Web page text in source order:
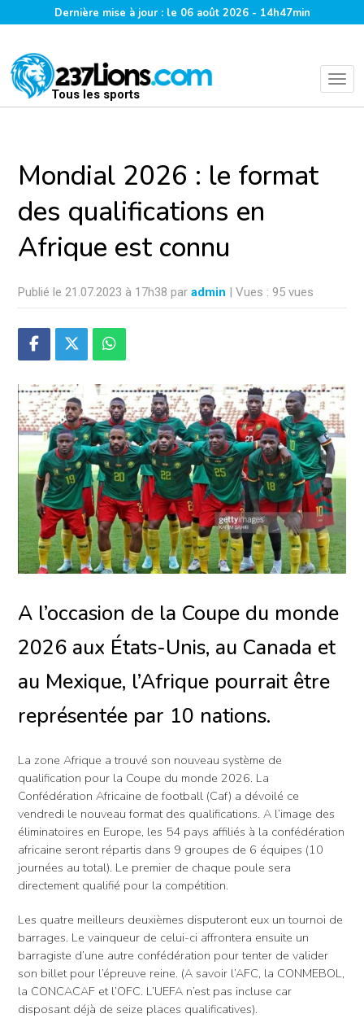
Dernière mise à jour : le 06 août 2026 - 14h47min
Tous les sports
Mondial 2026 : le format
des qualifications en
Afrique est connu
Publié le 21.07.2023 à 17h38 par admin | Vues : 95 vues
A l’occasion de la Coupe du monde
2026 aux États-Unis, au Canada et
au Mexique, l’Afrique pourrait être
représentée par 10 nations.
La zone Afrique a trouvé son nouveau système de
qualification pour la Coupe du monde 2026. La
Confédération Africaine de football (Caf) a dévoilé ce
vendredi le nouveau format des qualifications. A l’image des
éliminatoires en Europe, les 54 pays affiliés à la confédération
africaine seront répartis dans 9 groupes de 6 équipes (10
journées au total). Le premier de chaque poule sera
directement qualifié pour la compétition.
Les quatre meilleurs deuxièmes disputeront eux un tournoi de
barrages. Le vainqueur de celui-ci affrontera ensuite un
barragiste d’une autre confédération pour tenter de valider
son billet pour l’épreuve reine. (A savoir l’AFC, la CONMEBOL,
la CONCACAF et l’OFC. L’UEFA n’est pas incluse car
disposant déjà de seize places qualificatives).